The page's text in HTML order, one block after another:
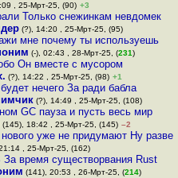
, 25-Мрт-25, (90) +3
Только снежинкам невдомек
(?), 14:20 , 25-Мрт-25, (95)
мне почему ты используешь
(-), 02:43 , 28-Мрт-25, (231)
Он вместе с мусором
(?), 14:22 , 25-Мрт-25, (98) +1
нечего За ради бабла
(?), 14:49 , 25-Мрт-25, (108)
GC пауза и пусть весь мир
(145), 18:42 , 25-Мрт-25, (145) –2
уже не придумают Ну разве
, 25-Мрт-25, (162)
За время существорвания Rust
(141), 20:53 , 26-Мрт-25, (214)